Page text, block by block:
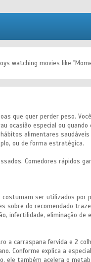
watching movies like
que quer perder peso.
ocasião especial ou
alimentares
ou de forma estratégica.
Comedores
ser utilizados
sobre do recomendado
infertilidade, eliminação
a carraspana fervida e 2
Conforme explica a
ele também acelera o